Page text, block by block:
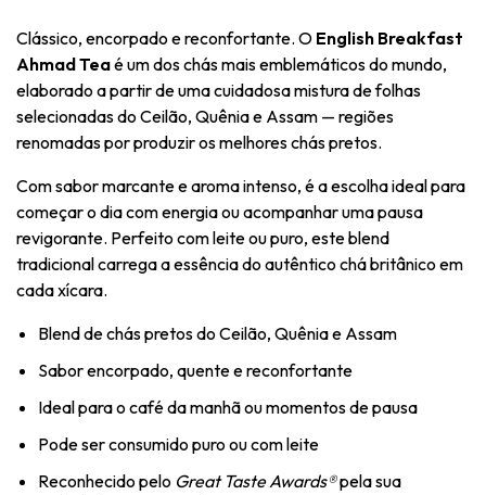
Clássico, encorpado e reconfortante. O English Breakfast
Ahmad Teaé um dos chás mais emblemáticos do mundo,
elaborado a partir de uma cuidadosa mistura de folhas
selecionadas do Ceilão, Quênia e Assam — regiões
renomadas por produzir os melhores chás pretos.
Com sabor marcante e aroma intenso, é a escolha ideal para
começar o dia com energia ou acompanhar uma pausa
revigorante. Perfeito com leite ou puro, este blend
tradicional carrega a essência do autêntico chá britânico em
cada xícara.
Blend de chás pretos do Ceilão, Quênia e Assam
Sabor encorpado, quente e reconfortante
Ideal para o café da manhã ou momentos de pausa
Pode ser consumido puro ou com leite
Reconhecido pelo Great Taste Awards®pela sua